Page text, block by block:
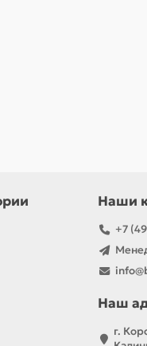
Наши
+7
Наш
г.